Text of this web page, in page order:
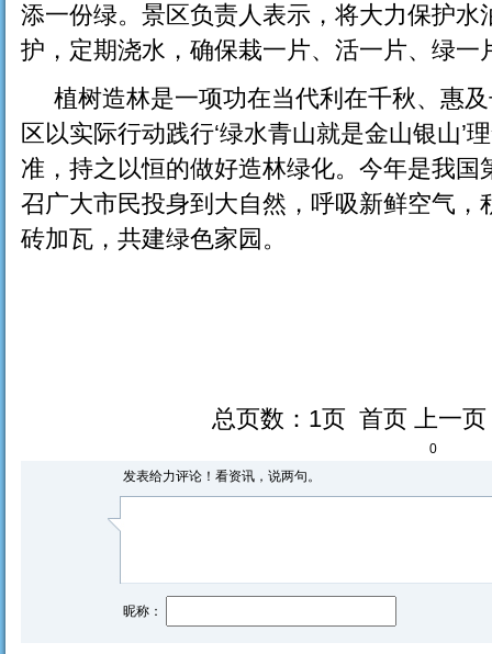
添一份绿。景区负责人表示，将大力保护
护，定期浇水，确保栽一片、活一片、绿一
植树造林是一项功在当代利在千秋、惠
区以实际行动践行‘绿水青山就是金山银山’
准，持之以恒的做好造林绿化。今年是我
召广大市民投身到大自然，呼吸新鲜空气
砖加瓦，共建绿色家园。
总页数：1页 首页 上一页
0
发表给力评论！看资讯，说两句。
昵称：